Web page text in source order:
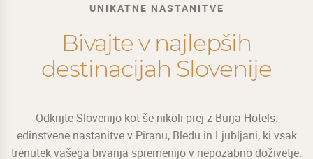
UNIKATNE NASTANITVE
Bivajte v najlepših
destinacijah Slovenije
Odkrijte Slovenijo kot še nikoli prej z Burja Hotels:
edinstvene nastanitve v Piranu, Bledu in Ljubljani, ki vsak
trenutek vašega bivanja spremenijo v nepozabno doživetje.